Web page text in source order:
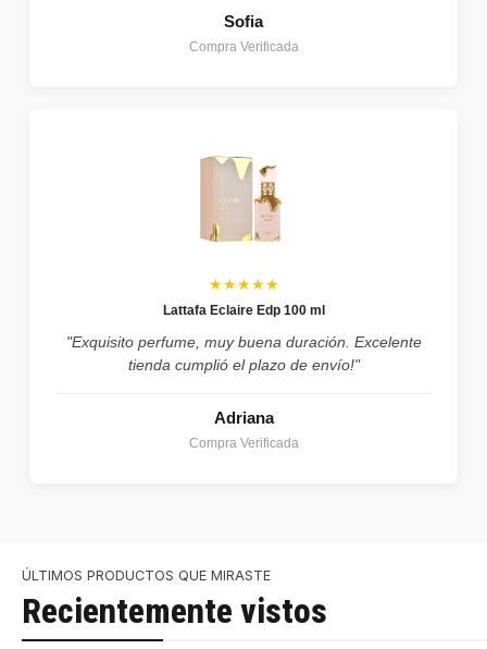
Sofia
Compra Verificada
★★★★★
Lattafa Eclaire Edp 100 ml
"Exquisito perfume, muy buena duración. Excelente
tienda cumplió el plazo de envío!"
Adriana
Compra Verificada
ÚLTIMOS PRODUCTOS QUE MIRASTE
Recientemente vistos